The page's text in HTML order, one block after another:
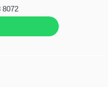
8072